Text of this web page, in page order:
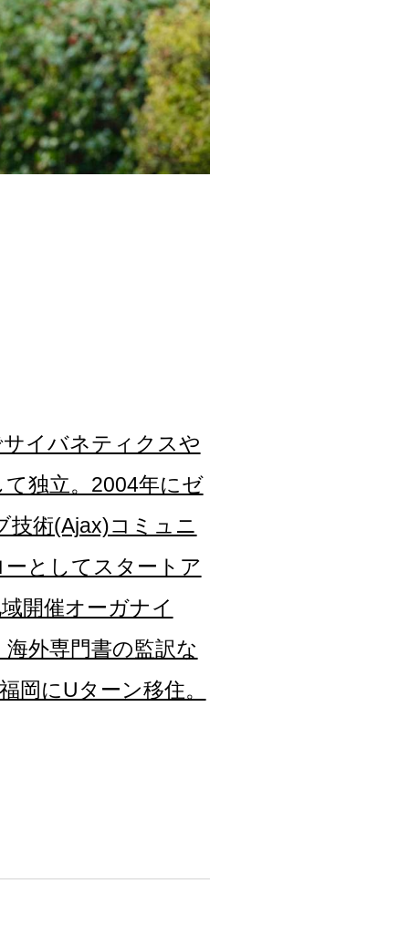
イバネティクスや
独立。2004年にゼ
技術(Ajax)コミュニ
としてスタートア
開催オーガナイ
外専門書の監訳な
岡にUターン移住。